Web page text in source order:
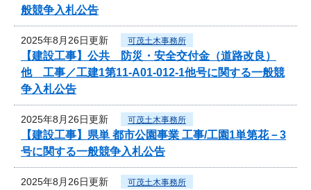
般競争入札公告
2025年8月26日更新 可茂土木事務所
【建設工事】公共 防災・安全交付金（道路改良）
他 工事／工建1第11-A01-012-1他号に関する一般競
争入札公告
2025年8月26日更新 可茂土木事務所
【建設工事】県単 都市公園事業 工事/工園1単第花－3
号に関する一般競争入札公告
2025年8月26日更新 可茂土木事務所